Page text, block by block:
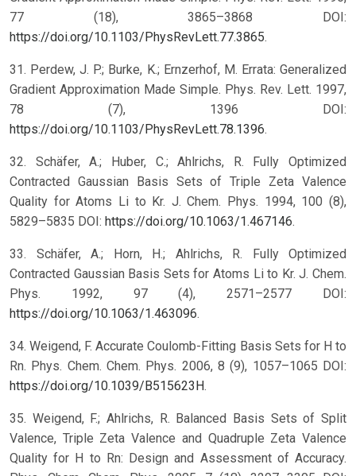
77 (18), 3865–3868 DOI:
https://doi.org/10.1103/PhysRevLett.77.3865.
31. Perdew, J. P.; Burke, K.; Ernzerhof, M. Errata: Generalized
Gradient Approximation Made Simple. Phys. Rev. Lett. 1997,
78 (7), 1396 DOI:
https://doi.org/10.1103/PhysRevLett.78.1396.
32. Schäfer, A.; Huber, C.; Ahlrichs, R. Fully Optimized
Contracted Gaussian Basis Sets of Triple Zeta Valence
Quality for Atoms Li to Kr. J. Chem. Phys. 1994, 100 (8),
5829–5835 DOI: https://doi.org/10.1063/1.467146.
33. Schäfer, A.; Horn, H.; Ahlrichs, R. Fully Optimized
Contracted Gaussian Basis Sets for Atoms Li to Kr. J. Chem.
Phys. 1992, 97 (4), 2571–2577 DOI:
https://doi.org/10.1063/1.463096.
34. Weigend, F. Accurate Coulomb-Fitting Basis Sets for H to
Rn. Phys. Chem. Chem. Phys. 2006, 8 (9), 1057–1065 DOI:
https://doi.org/10.1039/B515623H.
35. Weigend, F.; Ahlrichs, R. Balanced Basis Sets of Split
Valence, Triple Zeta Valence and Quadruple Zeta Valence
Quality for H to Rn: Design and Assessment of Accuracy.